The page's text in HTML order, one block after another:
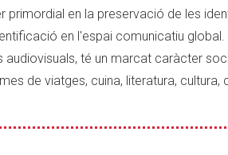
primordial en la preservació de les
en l'espai comunicatiu
té un marcat caràcter
de viatges, cuina, literatura, cultura,